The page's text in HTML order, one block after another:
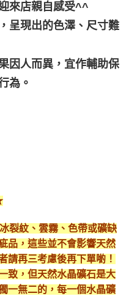
來店親自感受^^
呈現出的色澤、尺寸難
因人而異，宜作輔助保
為。
裂紋、雲霧、色帶或礦缺
品，這些並不會影響天然
請再三考慮後再下單喲！
致，但天然水晶礦石是大
一無二的，每一個水晶礦